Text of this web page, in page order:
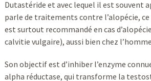
Dutastéride et avec lequel il est souvent
parle de traitements contre l’alopécie,
est surtout recommandé en cas
calvitie vulgaire), aussi bien chez
Son objectif est d’inhiber l’enzyme
alpha réductase, qui transforme la